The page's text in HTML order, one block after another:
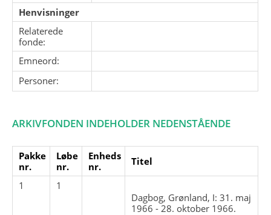
Henvisninger
Relaterede
fonde:
Emneord:
Personer:
ARKIVFONDEN INDEHOLDER NEDENSTÅENDE
Pakke
nr.
Løbe
nr.
Enheds
nr.
Titel
1
1
Dagbog, Grønland, I: 31. maj
1966 - 28. oktober 1966.